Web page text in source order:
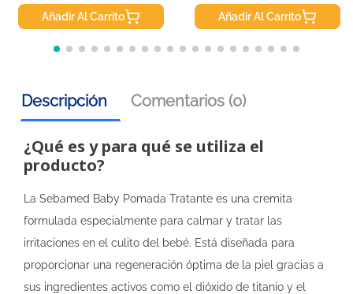
Añadir Al Carrito Añadir Al Carrito
Descripción Comentarios (0)
¿Qué es y para qué se utiliza el
producto?
La Sebamed Baby Pomada Tratante es una cremita
formulada especialmente para calmar y tratar las
irritaciones en el culito del bebé. Está diseñada para
proporcionar una regeneración óptima de la piel gracias a
sus ingredientes activos como el dióxido de titanio y el